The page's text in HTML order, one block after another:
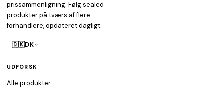
prissammenligning. Følg sealed
produkter på tværs af flere
forhandlere, opdateret dagligt.
🇩🇰DK
UDFORSK
Alle produkter